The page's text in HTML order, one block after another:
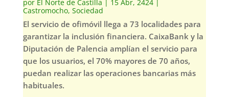
por El Norte de Castilla | 15 Abr, 2424|
Castromocho, Sociedad
El servicio de ofimóvil llega a 73 localidades para
garantizar la inclusión financiera. CaixaBank y la
Diputación de Palencia amplían el servicio para
que los usuarios, el 70% mayores de 70 años,
puedan realizar las operaciones bancarias más
habituales.